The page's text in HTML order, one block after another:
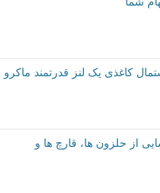
کاغذی یک لنز قدرتمند ماکرو
از حلزون ها، قارچ ها و